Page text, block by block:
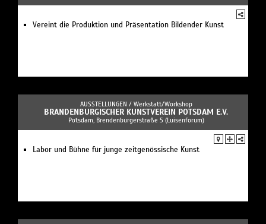
Vereint die Produktion und Präsentation Bildender Kunst
AUSSTELLUNGEN / Werkstatt/Workshop
BRANDENBURGISCHER KUNSTVEREIN POTSDAM E.V.
Potsdam, Brendenburgerstraße 5 (Luisenforum)
Labor und Bühne für junge zeitgenössische Kunst